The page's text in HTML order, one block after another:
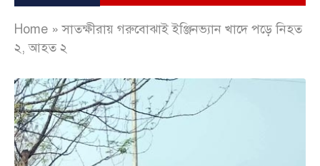
Home »সাতক্ষীরায় গরুবোঝাই ইঞ্জিনভ্যান খাদে পড়ে নিহত
২, আহত ২